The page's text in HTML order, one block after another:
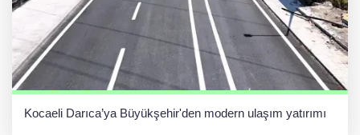
Kocaeli Darıca’ya Büyükşehir'den modern ulaşım yatırımı